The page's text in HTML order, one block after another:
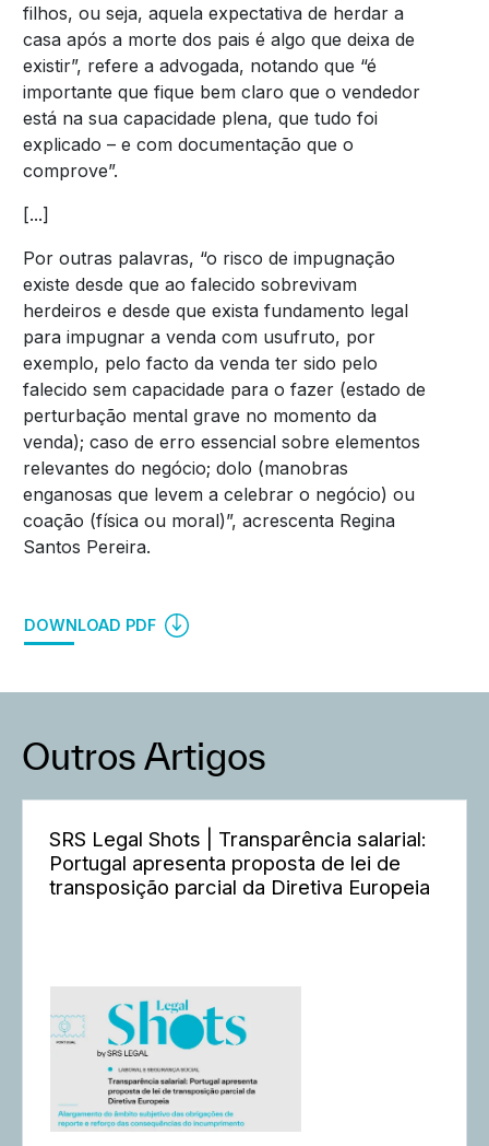
filhos, ou seja, aquela expectativa de herdar a
casa após a morte dos pais é algo que deixa de
existir”, refere a advogada, notando que “é
importante que fique bem claro que o vendedor
está na sua capacidade plena, que tudo foi
explicado – e com documentação que o
comprove”.
[...]
Por outras palavras, “o risco de impugnação
existe desde que ao falecido sobrevivam
herdeiros e desde que exista fundamento legal
para impugnar a venda com usufruto, por
exemplo, pelo facto da venda ter sido pelo
falecido sem capacidade para o fazer (estado de
perturbação mental grave no momento da
venda); caso de erro essencial sobre elementos
relevantes do negócio; dolo (manobras
enganosas que levem a celebrar o negócio) ou
coação (física ou moral)”, acrescenta Regina
Santos Pereira.
DOWNLOAD PDF
Outros Artigos
SRS Legal Shots | Transparência salarial:
Portugal apresenta proposta de lei de
transposição parcial da Diretiva Europeia